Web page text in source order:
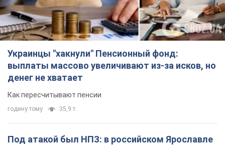
Украинцы "хакнули" Пенсионный фонд:
выплаты массово увеличивают из-за исков, но
денег не хватает
Как пересчитывают пенсии
годину тому 35,9 т.
Под атакой был НПЗ: в российском Ярославле